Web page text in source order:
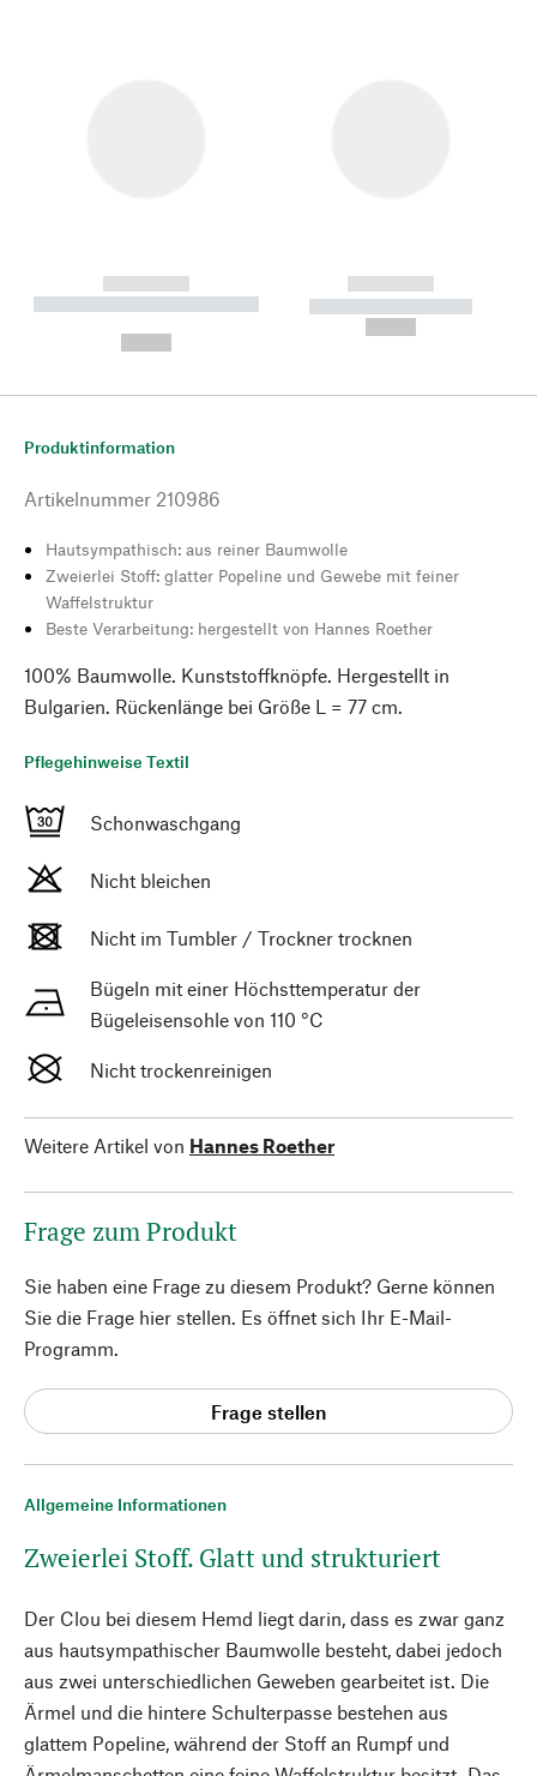
------------
----------- ----------- --------
------------
----------- -----------
Allgemeine Informationen
Zweierlei Stoff. Glatt und strukturiert
Der Clou bei diesem Hemd liegt darin, dass es zwar ganz
aus hautsympathischer Baumwolle besteht, dabei jedoch
aus zwei unterschiedlichen Geweben gearbeitet ist. Die
Ärmel und die hintere Schulterpasse bestehen aus
glattem Popeline, während der Stoff an Rumpf und
Produktinformation
Artikelnummer 210986
Hautsympathisch: aus reiner Baumwolle
Zweierlei Stoff: glatter Popeline und Gewebe mit feiner
Waffelstruktur
Beste Verarbeitung: hergestellt von Hannes Roether
100% Baumwolle. Kunststoffknöpfe. Hergestellt in
Bulgarien. Rückenlänge bei Größe L = 77 cm.
Pflegehinweise Textil
Schonwaschgang
Nicht bleichen
Nicht im Tumbler / Trockner trocknen
Bügeln mit einer Höchsttemperatur der
Bügeleisensohle von 110 °C
Nicht trockenreinigen
Weitere Artikel von Hannes Roether
Frage zum Produkt
Sie haben eine Frage zu diesem Produkt? Gerne können
Sie die Frage hier stellen. Es öffnet sich Ihr E-Mail-
Programm.
Frage stellen